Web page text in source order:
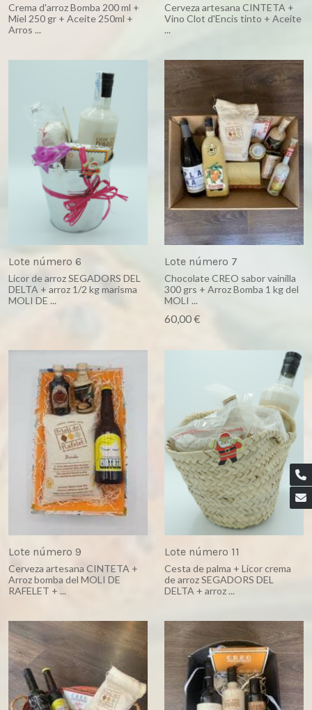
Crema d'arroz Bomba 200 ml +
Miel 250 gr + Aceite 250ml +
Arros ...
Cerveza artesana CINTETA +
Vino Clot d'Encis tinto + Aceite
...
Lote número 6
Licor de arroz SEGADORS DEL
DELTA + arroz 1/2 kg marisma
MOLI DE ...
Lote número 7
Chocolate CREO sabor vainilla
300 grs + Arroz Bomba 1 kg del
MOLI ...
60,00 €
Lote número 9
Cerveza artesana CINTETA +
Arroz bomba del MOLI DE
RAFELET + ...
Lote número 11
Cesta de palma + Licor crema
de arroz SEGADORS DEL
DELTA + arroz ...